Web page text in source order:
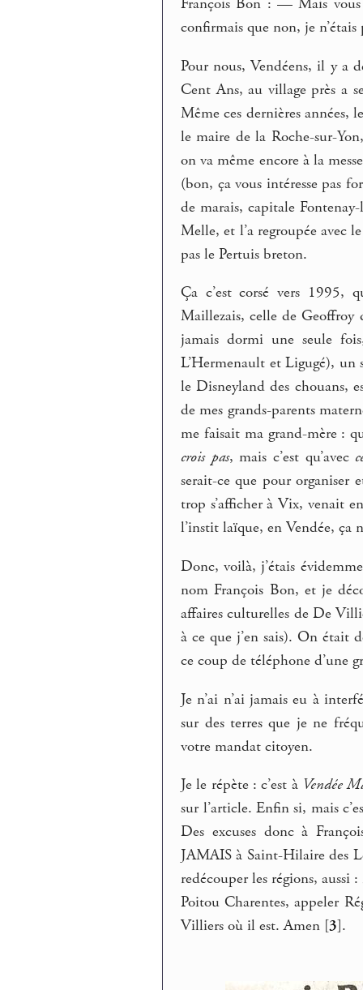
François Bon : — Mais vous
confirmais que non, je
Pour nous, Vendéens, il y a
Cent Ans, au village près a
Même ces dernières années,
le maire de la Roche-sur-
on va même encore à la
(bon, ça vous intéresse pas
de marais, capitale
Melle, et l’a regroupée avec
pas le Pertuis breton.
Ça c’est corsé vers 1995,
Maillezais, celle de Geoffroy
jamais dormi une seule
L’Hermenault et Ligugé), un
le Disneyland des chouans,
de mes grands-parents
me faisait ma grand-mère :
crois pas, mais c’est qu’avec
serait-ce que pour organiser
trop s’afficher à Vix, venait
l’instit laïque, en Vendée, ça
Donc, voilà, j’étais
nom François Bon, et je
affaires culturelles de De
à ce que j’en sais). On était
ce coup de téléphone d’une
Je n’ai n’ai jamais eu à
sur des terres que je ne
votre mandat citoyen.
Je le répète : c’est à Vendée
sur l’article. Enfin si, mais
Des excuses donc à
JAMAIS à Saint-Hilaire des
redécouper les régions,
Poitou Charentes, appeler
Villiers où il est. Amen [3].